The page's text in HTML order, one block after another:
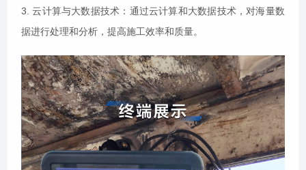
3. 云计算与大数据技术：通过云计算和大数据技术，对海量数
据进行处理和分析，提高施工效率和质量。